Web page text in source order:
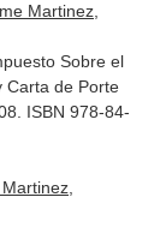
Martinez,
Sobre el
Carta de Porte
ISBN 978-84-